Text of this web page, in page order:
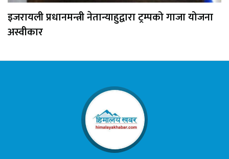
इजरायली प्रधानमन्त्री नेतान्याहुद्वारा ट्रम्पको गाजा योजना
अस्वीकार